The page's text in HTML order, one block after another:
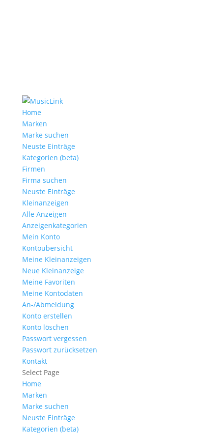
Home
Marken
Marke suchen
Neuste Einträge
Kategorien (beta)
Firmen
Firma suchen
Neuste Einträge
Kleinanzeigen
Alle Anzeigen
Anzeigen­kategorien
Mein Konto
Kontoübersicht
Meine Kleinanzeigen
Neue Kleinanzeige
Meine Favoriten
Meine Kontodaten
An-/Abmeldung
Konto erstellen
Konto löschen
Passwort vergessen
Passwort zurücksetzen
Kontakt
Select Page
Home
Marken
Marke suchen
Neuste Einträge
Kategorien (beta)